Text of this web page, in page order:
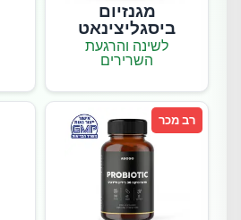
מגנזיום
ביסגליצינאט
לשינה והרגעת
השרירים
רב מכר